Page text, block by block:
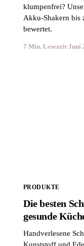
klumpenfrei?
Akku-Shakern bis
bewertet.
7 Min. Lesezeit·Juni
PRODUKTE
Die besten
gesunde
Handverlesene